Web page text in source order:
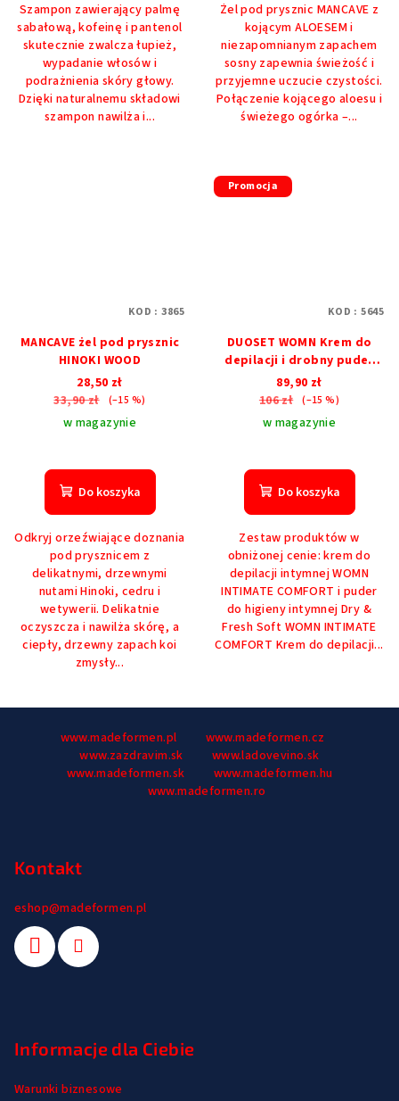
Szampon zawierający palmę
sabałową, kofeinę i pantenol
skutecznie zwalcza łupież,
wypadanie włosów i
podrażnienia skóry głowy.
Dzięki naturalnemu składowi
szampon nawilża i...
Żel pod prysznic MANCAVE z
kojącym ALOESEM i
niezapomnianym zapachem
sosny zapewnia świeżość i
przyjemne uczucie czystości.
Połączenie kojącego aloesu i
świeżego ogórka –...
MANCAVE żel pod prysznic
HINOKI WOOD
28,50 zł
33,90 zł
(–15 %)
w magazynie
Do koszyka
Odkryj orzeźwiające doznania
pod prysznicem z
delikatnymi, drzewnymi
nutami Hinoki, cedru i
wetywerii. Delikatnie
oczyszcza i nawilża skórę, a
ciepły, drzewny zapach koi
zmysły...
KOD : 3865
Promocja
DUOSET WOMN Krem do
depilacji i drobny puder
SUCHE i ŚWIEŻE
89,90 zł
106 zł (–15 %)
w magazynie
Do koszyka
Zestaw produktów w
obniżonej cenie: krem ​​do
depilacji intymnej WOMN
INTIMATE COMFORT i puder
do higieny intymnej Dry &
Fresh Soft WOMN INTIMATE
COMFORT Krem do depilacji...
KOD : 5645
www.madeformen.pl
www.madeformen.cz
www.zazdravim.sk
www.ladovevino.sk
www.madeformen.sk
www.madeformen.hu
www.madeformen.ro
Kontakt
eshop@madeformen.pl
Informacje dla Ciebie
Warunki biznesowe